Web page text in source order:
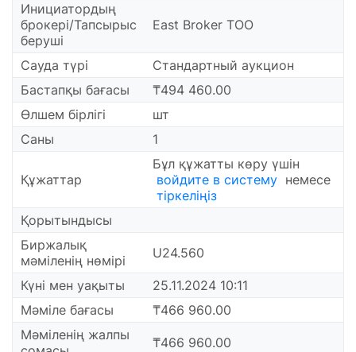
Инициатордың
брокері/Тапсырыс
беруші
East Broker ТОО
Сауда түрі
Стандартный аукцион
Бастапқы бағасы
₸494 460.00
Өлшем бірлігі
шт
Саны
1
Құжаттар
Бұл құжатты көру үшін
войдите в систему немесе
тіркеліңіз
Қорытындысы
Биржалық
мәміленің нөмірі
U24.560
Күні мен уақыты
25.11.2024 10:11
Мәміле бағасы
₸466 960.00
Мәміленің жалпы
₸466 960.00